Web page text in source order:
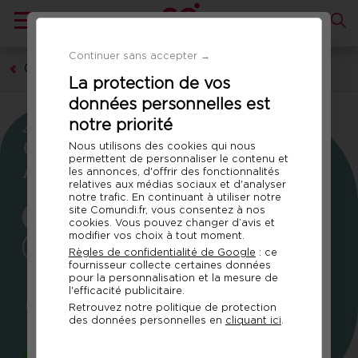
Continuer sans accepter →
La protection de vos
données personnelles est
notre priorité
Nous utilisons des cookies qui nous
permettent de personnaliser le contenu et
les annonces, d'offrir des fonctionnalités
relatives aux médias sociaux et d'analyser
notre trafic. En continuant à utiliser notre
site Comundi.fr, vous consentez à nos
cookies. Vous pouvez changer d’avis et
modifier vos choix à tout moment.
Règles de confidentialité de Google : ce
fournisseur collecte certaines données
pour la personnalisation et la mesure de
l'efficacité publicitaire.
Retrouvez notre politique de protection
des données personnelles en cliquant ici.
Communication, marketing, digital
4E ÉDITION
Carrefour de l’Intelligence
Artificielle pour tous
JEUDI 17 DÉCEMBRE 2026
À DISTANCE
21 23
×
pour tous
Réf 37684200
requis.
Mme